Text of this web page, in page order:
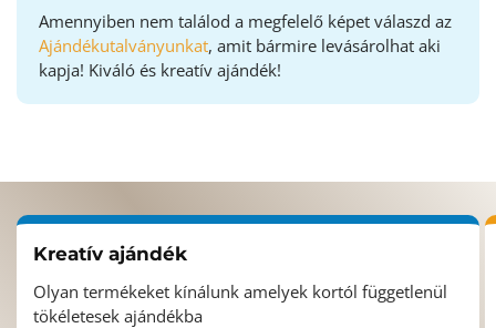
Amennyiben nem találod a megfelelő képet válaszd az
Ajándékutalványunkat, amit bármire levásárolhat aki
kapja! Kiváló és kreatív ajándék!
Kreatív ajándék
Olyan termékeket kínálunk amelyek kortól függetlenül
tökéletesek ajándékba